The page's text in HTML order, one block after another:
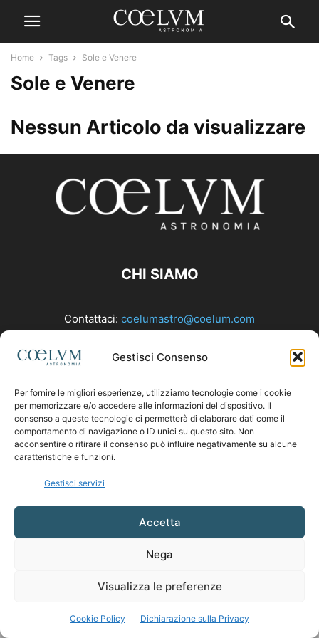
Gestisci Consenso
Per fornire le migliori esperienze, utilizziamo tecnologie come i cookie
per memorizzare e/o accedere alle informazioni del dispositivo. Il
consenso a queste tecnologie ci permetterà di elaborare dati come il
comportamento di navigazione o ID unici su questo sito. Non
acconsentire o ritirare il consenso può influire negativamente su alcune
caratteristiche e funzioni.
Gestisci servizi
Accetta
Nega
Visualizza le preferenze
Cookie Policy Dichiarazione sulla Privacy
Home Tags Sole e Venere
Sole e Venere
Nessun Articolo da visualizzare
CHI SIAMO
Contattaci: coelumastro@coelum.com
SEGUICI